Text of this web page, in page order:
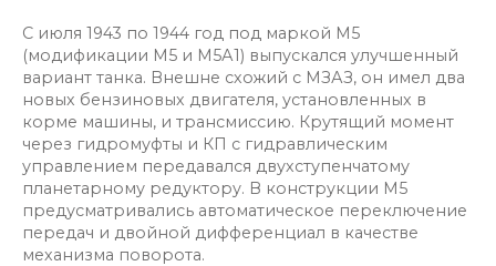
С июля 1943 по 1944 год под маркой М5
(модификации М5 и М5А1) выпускался улучшенный
вариант танка. Внешне схожий с МЗАЗ, он имел два
новых бензиновых двигателя, установленных в
корме машины, и трансмиссию. Крутящий момент
через гидромуфты и КП с гидравлическим
управлением передавался двухступенчатому
планетарному редуктору. В конструкции М5
предусматривались автоматическое переключение
передач и двойной дифференциал в качестве
механизма поворота.